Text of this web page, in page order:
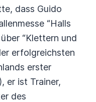
dass Guido
“Halls
“Klettern und
erfolgreichsten
erster
er ist Trainer,
des